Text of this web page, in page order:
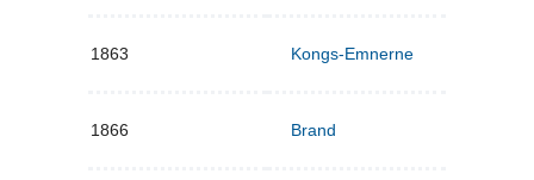
1863 Kongs-Emnerne
1866 Brand